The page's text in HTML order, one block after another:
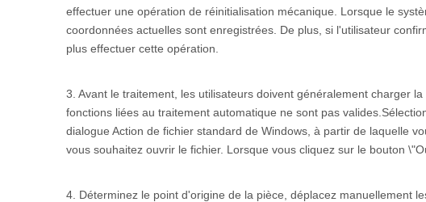
effectuer une opération de réinitialisation mécanique. Lorsque le
coordonnées actuelles sont enregistrées. De plus, si l'utilisateur
plus effectuer cette opération.
3. Avant le traitement, les utilisateurs doivent généralement charger
fonctions liées au traitement automatique ne sont pas
dialogue Action de fichier standard de Windows, à partir de laquelle
vous souhaitez ouvrir le fichier. Lorsque vous cliquez sur le bouton
4. Déterminez le point d'origine de la pièce, déplacez manuellement